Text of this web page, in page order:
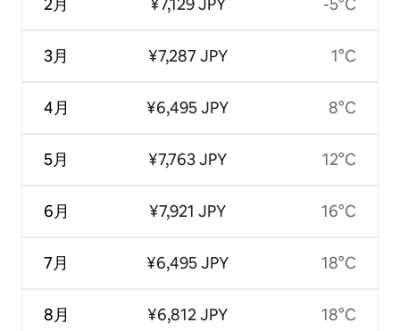
3月
4月
5月
6月
7月
8月
¥7,287 JPY
¥6,495 JPY
¥7,763 JPY
¥7,921 JPY
¥6,495 JPY
¥6,812 JPY
1°C
8°C
12°C
16°C
18°C
18°C